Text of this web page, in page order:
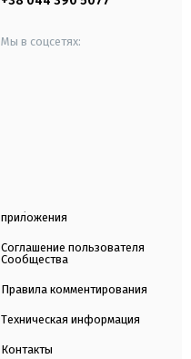
Мы в соцсетях:
приложения
Соглашение пользователя
Сообщества
Правила комментирования
Техническая информация
Контакты